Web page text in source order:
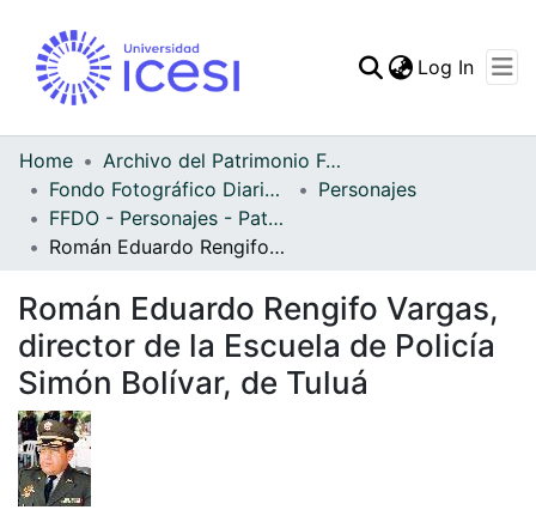
Statistics
Log In
Home
Archivo del Patrimonio Fotográfico y Fílmico del Valle del Cauca
Fondo Fotográfico Diario Occidente
Personajes
FFDO - Personajes - Patrimonial
Román Eduardo Rengifo Vargas, director de la Escuela de Policía Simón Bolívar, de Tuluá
Román Eduardo Rengifo Vargas,
director de la Escuela de Policía
Simón Bolívar, de Tuluá